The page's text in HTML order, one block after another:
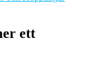
ett